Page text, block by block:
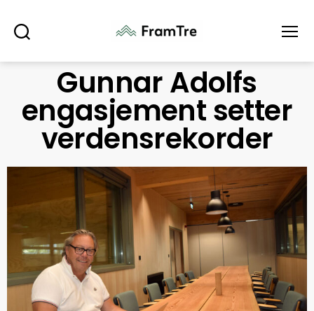
Gunnar Adolfs
engasjement setter
verdensrekorder